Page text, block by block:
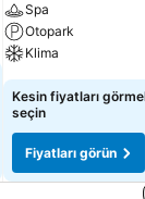
Spa
Otopark
Klima
Kesin fiyatları
seçin
Fiyatları görün